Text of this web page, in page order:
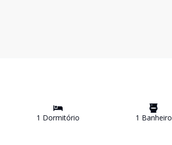
1 Dormitório 1 Banheiro